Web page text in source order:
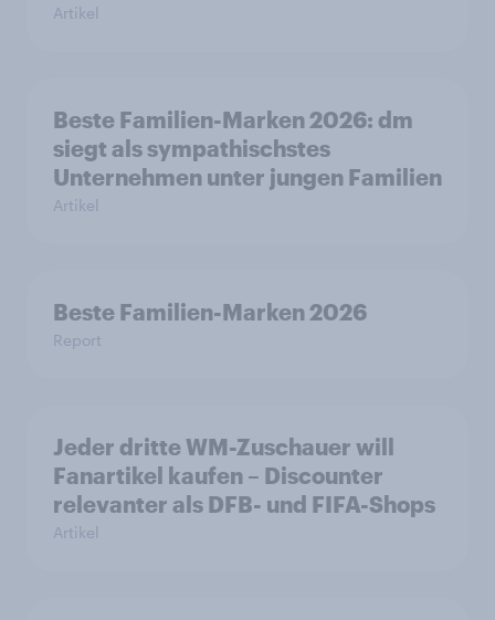
Artikel
Beste Familien-Marken 2026: dm
siegt als sympathischstes
Unternehmen unter jungen Familien
Artikel
Beste Familien-Marken 2026
Report
Jeder dritte WM-Zuschauer will
Fanartikel kaufen – Discounter
relevanter als DFB- und FIFA-Shops
Artikel